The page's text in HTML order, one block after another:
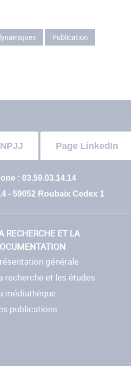
Publication
Page LinkedIn
: 03.59.03.14.14
- 59052 Roubaix Cedex 1
RECHERCHE ET LA
générale
recherche et les études
médiathèque
publications